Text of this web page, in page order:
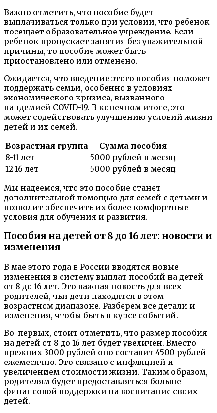
Важно отметить, что пособие будет
выплачиваться только при условии, что ребенок
посещает образовательное учреждение. Если
ребенок пропускает занятия без уважительной
причины, то пособие может быть
приостановлено или отменено.
Ожидается, что введение этого пособия поможет
поддержать семьи, особенно в условиях
экономического кризиса, вызванного
пандемией COVID-19. В конечном итоге, это
может содействовать улучшению условий жизни
детей и их семей.
Возрастная группа
Сумма пособия
8-11 лет
5000 рублей в месяц
12-16 лет
5000 рублей в месяц
Мы надеемся, что это пособие станет
дополнительной помощью для семей с детьми и
позволит обеспечить их более комфортные
условия для обучения и развития.
Пособия на детей от 8 до 16 лет: новости и
изменения
В мае этого года в России вводятся новые
изменения в систему выплат пособий на детей
от 8 до 16 лет. Это важная новость для всех
родителей, чьи дети находятся в этом
возрастном диапазоне. Разберем все детали и
изменения, чтобы быть в курсе событий.
Во-первых, стоит отметить, что размер пособия
на детей от 8 до 16 лет будет увеличен. Вместо
прежних 3000 рублей оно составит 4500 рублей
ежемесячно. Это связано с инфляцией и
увеличением стоимости жизни. Таким образом,
родителям будет предоставляться больше
финансовой поддержки на воспитание своих
детей.